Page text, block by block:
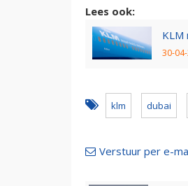
Lees ook:
KLM
30-
klm dubai
Verstuur per e-